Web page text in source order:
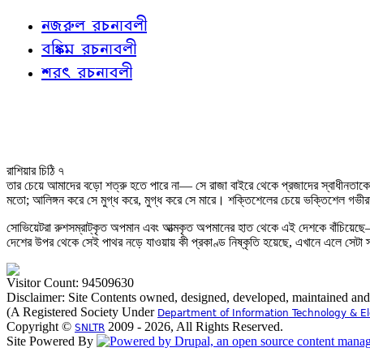
নজরুল রচনাবলী
বঙ্কিম রচনাবলী
শরৎ রচনাবলী
রাশিয়ার চিঠি ৭
তার চেয়ে আমাদের বড়ো শত্রু হতে পারে না— সে রাজা বাইরে থেকে প্রজাদের
মতো; আলিঙ্গন করে সে মুগ্ধ করে, মুগ্ধ করে সে মারে। শক্তিশেলের চেয়ে ভক্তিশেল
সোভিয়েটরা রুশসম্রাট্‌কৃত অপমান এবং আত্মকৃত অপমানের হাত থেকে এই দেশকে বাঁচিয়েছে—
দেশের উপর থেকে সেই পাথর নড়ে যাওয়ায় কী প্রকাণ্ড নিষ্কৃতি হয়েছে, এখানে এলে
Visitor Count: 94509630
Disclaimer: Site Contents owned, designed, developed, maintained
(A Registered Society Under Department of Information Technology &
Copyright © SNLTR 2009 - 2026, All Rights Reserved.
Site Powered By